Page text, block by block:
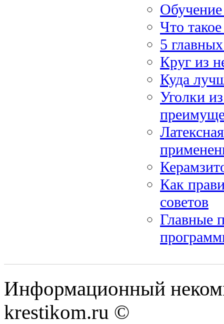
Что
5
Круг из
Куда
Уголки
Как
советов
Главные
Информационный
krestikom.ru ©